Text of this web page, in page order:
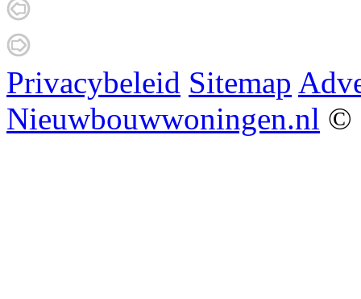
Privacybeleid Sitemap
Nieuwbouwwoningen.nl ©